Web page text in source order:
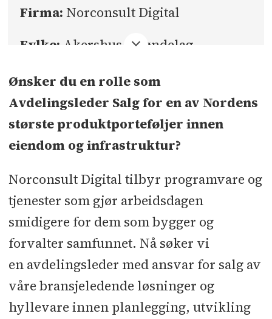
Firma: Norconsult Digital
Fylke: Akershus, Trøndelag
Sted:Sandvika, Trondheim
Søknadsfrist:03.10.2025
Ønsker du en rolle som
Avdelingsleder Salg for en av Nordens
største produktporteføljer innen
eiendom og infrastruktur?
Norconsult Digital tilbyr programvare og
tjenester som gjør arbeidsdagen
smidigere for dem som bygger og
forvalter samfunnet. Nå søker vi
en avdelingsleder med ansvar for salg av
våre bransjeledende løsninger og
hyllevare innen planlegging, utvikling